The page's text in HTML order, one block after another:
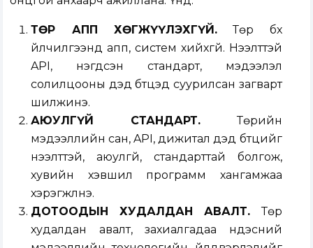
ТӨР АПП ХӨГЖҮҮЛЭХГҮЙ.Төр бүх
үйлчилгээнд апп, систем хийхгүй. Нээлттэй
API, нэгдсэн стандарт, мэдээлэл
солилцооны дэд бүтцэд суурилсан загварт
шилжинэ.
АЮУЛГҮЙ СТАНДАРТ.Төрийн
мэдээллийн сан, API, дижитал дэд бүтцийг
нээлттэй, аюулгүй, стандарттай болгож,
хувийн хэвшил программ хангамжаа
хэрэгжүүлнэ.
ДОТООДЫН ХУДАЛДАН АВАЛТ. Төр
худалдан авалт, захиалгадаа үндэсний